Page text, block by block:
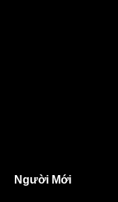
Người Mới